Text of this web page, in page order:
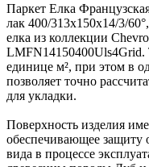
Паркет Елка
лак 400/313х150х14/3/
елка из коллекции
LMFN14150400Uls4Grid.
единице м², при этом в
позволяет точно
для укладки.
Поверхность изделия
обеспечивающее защиту
вида в процессе